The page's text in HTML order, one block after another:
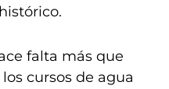
falta más que
cursos de agua